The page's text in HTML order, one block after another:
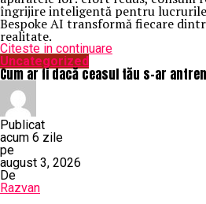
îngrijire inteligentă pentru lucrurile
Bespoke AI transformă fiecare
realitate.
Citeste in continuare
Uncategorized
Cum ar fi dacă ceasul tău s-ar
Publicat
acum 6 zile
pe
august 3, 2026
De
Razvan